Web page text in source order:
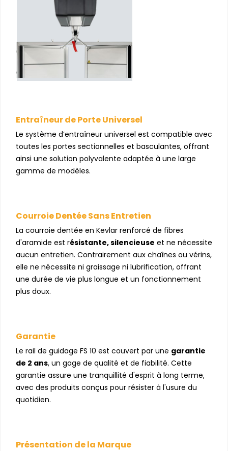
Entraîneur de Porte Universel
Le système d’entraîneur universel est compatible avec
toutes les portes sectionnelles et basculantes, offrant
ainsi une solution polyvalente adaptée à une large
gamme de modèles.
Courroie Dentée Sans Entretien
La courroie dentée en Kevlar renforcé de fibres
d'aramide est résistante, silencieuse et ne nécessite
aucun entretien. Contrairement aux chaînes ou vérins,
elle ne nécessite ni graissage ni lubrification, offrant
une durée de vie plus longue et un fonctionnement
plus doux.
Garantie
Le rail de guidage FS 10 est couvert par une garantie
de 2 ans, un gage de qualité et de fiabilité. Cette
garantie assure une tranquillité d'esprit à long terme,
avec des produits conçus pour résister à l'usure du
quotidien.
Présentation de la Marque